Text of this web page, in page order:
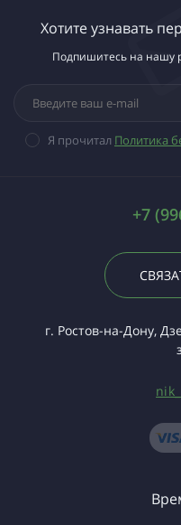
Хотите узнавать
Подпишитесь на нашу
Я прочитал Политика
+7
г. Ростов-на-Дону,